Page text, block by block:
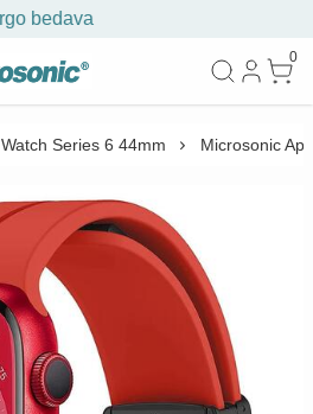
0
Watch Series 6 44mm Microsonic